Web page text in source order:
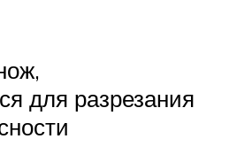
для разрезания